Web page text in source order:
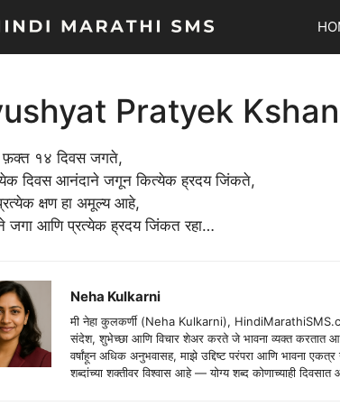
Pratyek
१४ दिवस जगते,
दिवस आनंदाने जगून कित्येक ह्रदय जिंकते,
क्षण हा अमूल्य आहे,
जगा आणि प्रत्येक ह्रदय जिंकत रहा…
Neha Kulkarni
मी नेहा कुलकर्णी (Neha Kulkarni),
संदेश, शुभेच्छा आणि विचार शेअर करते जे भावना व्यक्त करतात
वर्षांहून अधिक अनुभवासह, माझे उद्दिष्ट परंपरा आणि भावना
शब्दांच्या शक्तीवर विश्वास आहे — योग्य शब्द कोणाच्याही